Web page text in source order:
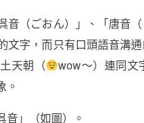
音（ごおん）」、「唐音
文字，而只有口頭語音溝
天朝（
wow～）連同文
。
音」（如圖）。